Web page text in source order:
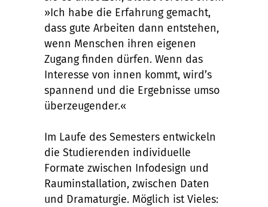
»Ich habe die Erfahrung gemacht,
dass gute Arbeiten dann entstehen,
wenn Menschen ihren eigenen
Zugang finden dürfen. Wenn das
Interesse von innen kommt, wird’s
spannend und die Ergebnisse umso
überzeugender.«
Im Laufe des Semesters entwickeln
die Studierenden individuelle
Formate zwischen Infodesign und
Rauminstallation, zwischen Daten
und Dramaturgie. Möglich ist Vieles: